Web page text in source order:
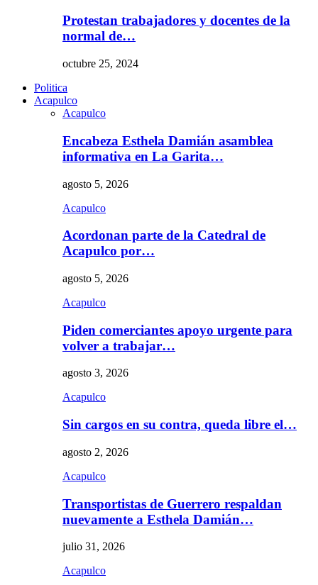
Protestan trabajadores y docentes de la
normal de…
octubre 25, 2024
Politica
Acapulco
Acapulco
Encabeza Esthela Damián asamblea
informativa en La Garita…
agosto 5, 2026
Acapulco
Acordonan parte de la Catedral de
Acapulco por…
agosto 5, 2026
Acapulco
Piden comerciantes apoyo urgente para
volver a trabajar…
agosto 3, 2026
Acapulco
Sin cargos en su contra, queda libre el…
agosto 2, 2026
Acapulco
Transportistas de Guerrero respaldan
nuevamente a Esthela Damián…
julio 31, 2026
Acapulco